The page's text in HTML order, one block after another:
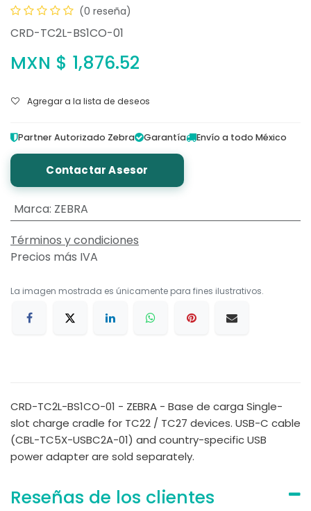
(0 reseña)
CRD-TC2L-BS1CO-01
MXN $ 1,876.52
Agregar a la lista de deseos
Partner Autorizado Zebra Garantía Envío a todo México
Contactar Asesor
Marca: ZEBRA
Términos y condiciones
Precios más IVA
La imagen mostrada es únicamente para fines ilustrativos.
CRD-TC2L-BS1CO-01 - ZEBRA - Base de carga Single-
slot charge cradle for TC22 / TC27 devices. USB-C cable
(CBL-TC5X-USBC2A-01) and country-specific USB
power adapter are sold separately.
Reseñas de los clientes